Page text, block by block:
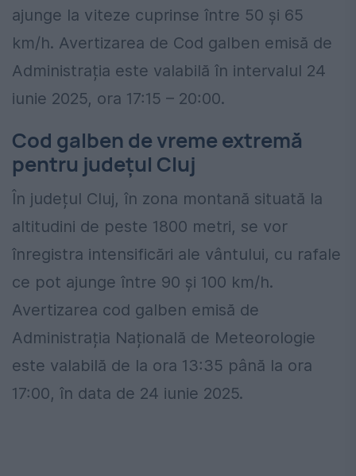
ajunge la viteze cuprinse între 50 și 65
km/h. Avertizarea de Cod galben emisă de
Administrația este valabilă în intervalul 24
iunie 2025, ora 17:15 – 20:00.
Cod galben de vreme extremă
pentru județul Cluj
În județul Cluj, în zona montană situată la
altitudini de peste 1800 metri, se vor
înregistra intensificări ale vântului, cu rafale
ce pot ajunge între 90 și 100 km/h.
Avertizarea cod galben emisă de
Administrația Națională de Meteorologie
este valabilă de la ora 13:35 până la ora
17:00, în data de 24 iunie 2025.